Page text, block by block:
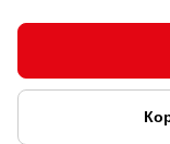
Защита на лични данни